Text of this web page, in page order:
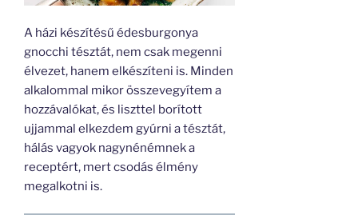
A házi készítésű édesburgonya
gnocchi tésztát, nem csak megenni
élvezet, hanem elkészíteni is. Minden
alkalommal mikor összevegyítem a
hozzávalókat, és liszttel borított
ujjammal elkezdem gyúrni a tésztát,
hálás vagyok nagynénémnek a
receptért, mert csodás élmény
megalkotni is.